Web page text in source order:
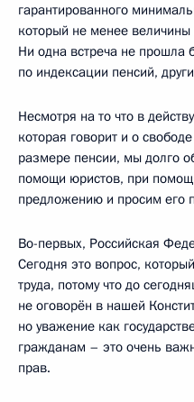
гарантированного
который не менее
Ни одна встреча не прошла
по индексации пенсий,
Несмотря на то что в
которая говорит и о
размере пенсии, мы долго
помощи юристов, при
предложению и просим его
Во-первых, Российская
Сегодня это вопрос,
труда, потому что до
не оговорён в нашей
но уважение как
гражданам – это очень
прав.